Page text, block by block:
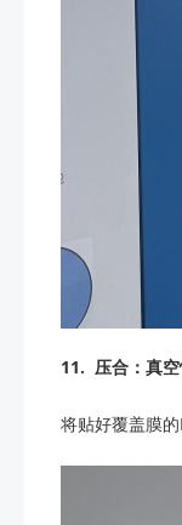
11. 压合：真空
将贴好覆盖膜